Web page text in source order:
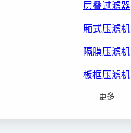
层叠过滤器
厢式压滤机
隔膜压滤机
板框压滤机
更多